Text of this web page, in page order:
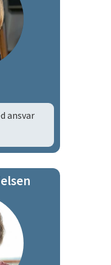
ansvar